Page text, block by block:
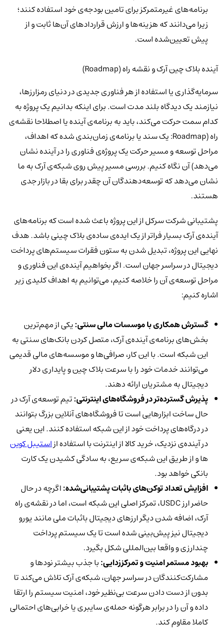
برنامه‌های غیرمتمرکز برای تامین بودجه‌ی خود استفاده کنند؛
زیرا می‌دانند که هزینه‌ها و ارزش قراردادهای آن‌ها ثابت و از
پیش تعیین‌شده است.
آینده بلاک چین آرک و نقشه راه (Roadmap)
سرمایه‌گذاری یا استفاده از هر فناوری جدیدی در دنیای رمزارزها،
نیازمند یک دیدگاه بلند مدت است. برای اینکه بدانیم یک پروژه به
کدام سمت حرکت می‌کند، باید به برنامه‌ی آینده یا اصطلاحا نقشه‌ی
راه (Roadmap: یک سند یا برنامه‌ی زمان‌بندی شده که اهداف،
مراحل توسعه و مسیر حرکت یک پروژه‌ی فناوری را در آینده نشان
می‌دهد) آن نگاه کنیم. بررسی مسیر پیش روی شبکه‌ی آرک به ما
نشان می‌دهد که توسعه‌دهندگان آن چقدر برای بقا در بازار جدی
هستند.
پشتیبانی شرکت سرکل از این پروژه باعث شده است که برنامه‌های
آینده‌ی آرک بسیار فراتر از یک ایده‌ی ساده‌ی بلاک چینی باشد. هدف
نهایی این پروژه، تبدیل شدن به ستون فقرات سیستم‌های پرداخت
دیجیتال در سراسر جهان است. اگر بخواهیم آینده‌ی این فناوری و
مراحل توسعه‌ی آن را خلاصه کنیم، می‌توانیم به اهداف کلیدی زیر
اشاره کنیم:
گسترش همکاری با موسسات مالی سنتی:یکی از مهم‌ترین
بخش‌های برنامه‌ی آینده‌ی آرک، متصل کردن بانک‌های سنتی به
این شبکه است. با این کار، صرافی‌ها و موسسه‌های مالی قدیمی
می‌توانند خدمات خود را با سرعت بلاک چین و پایداری دلار
دیجیتال به مشتریان ارائه دهند.
پذیرش گسترده‌تر در فروشگاه‌های اینترنتی:تیم توسعه‌ی آرک در
حال ساخت ابزارهایی است تا فروشگاه‌های آنلاین بزرگ بتوانند
در درگاه‌های پرداخت خود از این شبکه استفاده کنند. این یعنی
در آینده‌ی نزدیک، خرید کالا از اینترنت با استفاده ازاستیبل کوین‌
ها و از طریق این شبکه‌ی سریع، به سادگی کشیدن یک کارت
بانکی خواهد بود.
افزایش تعداد توکن‌های باثبات پشتیبانی‌شده:اگرچه در حال
حاضر ارز USDC، تمرکز اصلی این شبکه است، اما در نقشه‌ی راه
آرک، اضافه شدن دیگر ارزهای دیجیتال باثبات ملی مانند یورو
دیجیتال نیز پیش‌بینی شده است تا یک سیستم پرداخت
چندارزی و واقعا بین‌المللی شکل بگیرد.
بهبود مستمر امنیت و تمرکززدایی:با جذب بیشتر نودها و
مشارکت‌کنندگان در سراسر جهان، شبکه‌ی آرک تلاش می‌کند تا
بدون از دست دادن سرعت بی‌نظیر خود، امنیت سیستم را ارتقا
داده و آن را در برابر هرگونه حمله‌ی سایبری یا خرابی‌های احتمالی
کاملا مقاوم کند.